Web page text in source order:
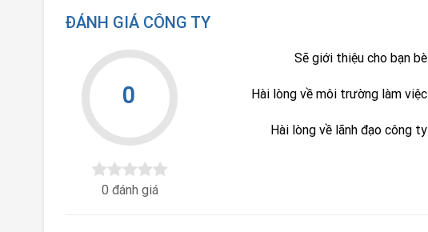
ĐÁNH GIÁ CÔNG TY
0
0 đánh giá
Sẽ giới thiệu cho bạn bè
Hài lòng về môi trường làm việc
Hài lòng về lãnh đạo công ty